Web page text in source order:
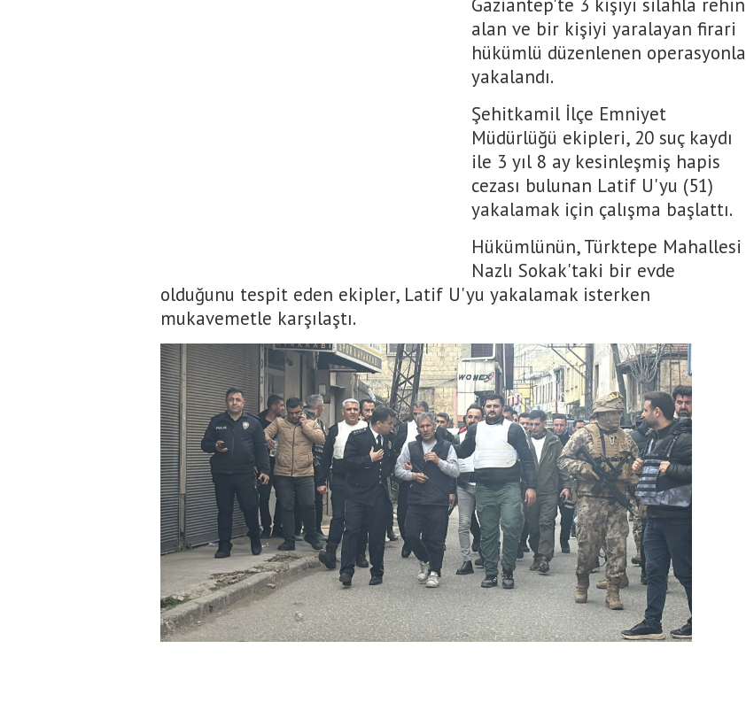
Gaziantep'te 3 kişiyi silahla rehin
alan ve bir kişiyi yaralayan firari
hükümlü düzenlenen operasyonla
yakalandı.
Şehitkamil İlçe Emniyet
Müdürlüğü ekipleri, 20 suç kaydı
ile 3 yıl 8 ay kesinleşmiş hapis
cezası bulunan Latif U'yu (51)
yakalamak için çalışma başlattı.
Hükümlünün, Türktepe Mahallesi
Nazlı Sokak'taki bir evde
olduğunu tespit eden ekipler, Latif U'yu yakalamak isterken
mukavemetle karşılaştı.